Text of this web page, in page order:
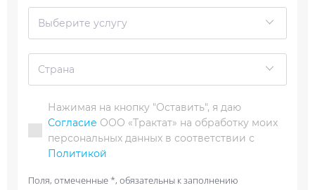
Выберите услугу
Страна
Нажимая на кнопку "Оставить", я даю
Согласие ООО «Трактат» на обработку моих
персональных данных в соответствии с
Политикой
Поля, отмеченные *, обязательны к заполнению